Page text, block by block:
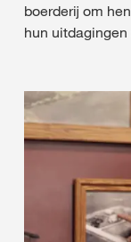
boerderij om
hun uitdagingen